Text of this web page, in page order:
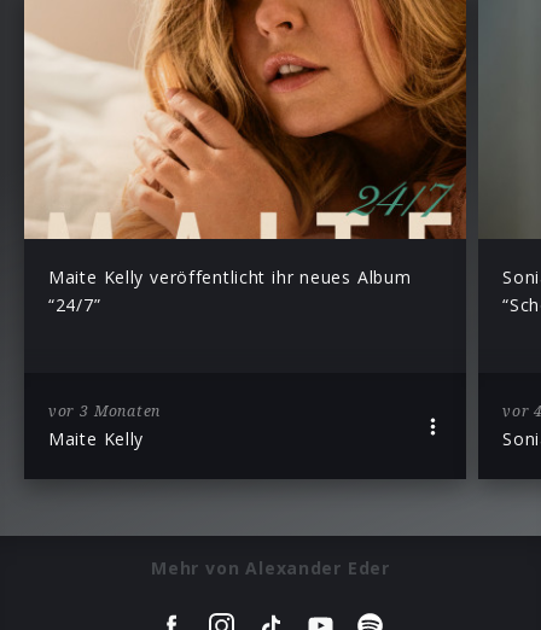
Maite Kelly veröffentlicht ihr neues Album
“24/7”
vor 3 Monaten
Maite Kelly
vor
Mehr von Alexander Eder